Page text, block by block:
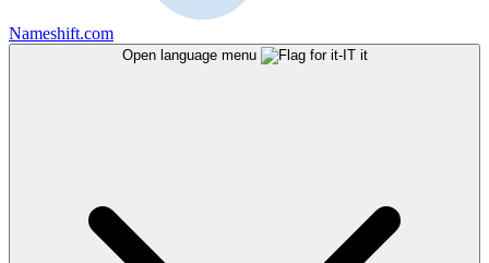
Nameshift.com
Open language menu it